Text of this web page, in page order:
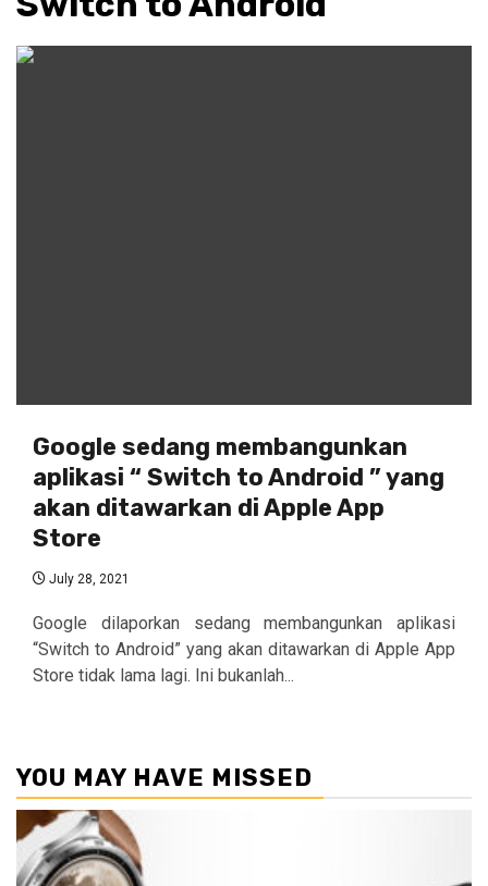
Google sedang membangunkan
aplikasi “ Switch to Android ” yang
akan ditawarkan di Apple App
Store
July 28, 2021
Google dilaporkan sedang membangunkan aplikasi
“Switch to Android” yang akan ditawarkan di Apple App
Store tidak lama lagi. Ini bukanlah...
YOU MAY HAVE MISSED